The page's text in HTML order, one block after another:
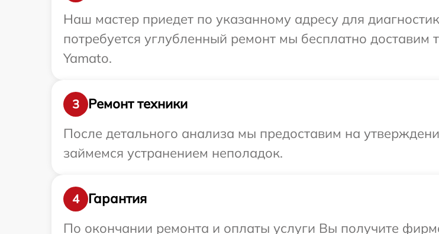
Наш мастер приедет по указанному адресу для
потребуется углубленный ремонт мы бесплатно доставим
Yamato.
3
Ремонт техники
После детального анализа мы предоставим на
займемся устранением неполадок.
4
Гарантия
По окончании ремонта и оплаты услуги Вы получите